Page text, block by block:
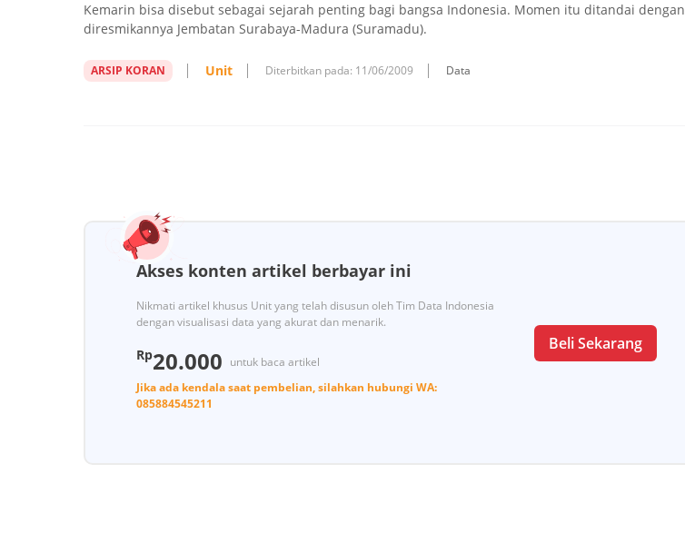
Kemarin bisa disebut sebagai sejarah penting bagi bangsa Indonesia. Momen itu ditandai dengan
diresmikannya Jembatan Surabaya-Madura (Suramadu).
ARSIP KORAN Unit Diterbitkan pada: 11/06/2009 Data
Akses konten artikel berbayar ini
Nikmati artikel khusus Unit yang telah disusun oleh Tim Data Indonesia
dengan visualisasi data yang akurat dan menarik.
Rp20.000 untuk baca artikel
Jika ada kendala saat pembelian, silahkan hubungi WA:
085884545211
Beli Sekarang